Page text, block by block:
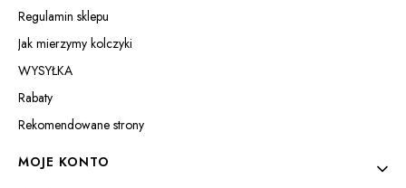
Regulamin sklepu
Jak mierzymy kolczyki
WYSYŁKA
Rabaty
Rekomendowane strony
MOJE KONTO